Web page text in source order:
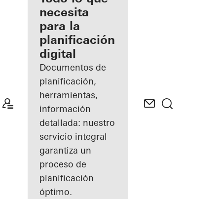
registrado
Descubre
mi área
de
trabajo
necesita
para la
planificación
digital
Documentos de
planificación,
herramientas,
información
detallada: nuestro
servicio integral
garantiza un
proceso de
planificación
óptimo.